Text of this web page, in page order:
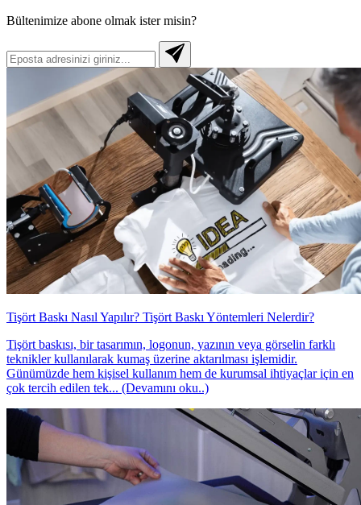
Bültenimize abone olmak ister misin?
Tişört Baskı Nasıl Yapılır? Tişört Baskı Yöntemleri Nelerdir?
Tişört baskısı, bir tasarımın, logonun, yazının veya görselin farklı
teknikler kullanılarak kumaş üzerine aktarılması işlemidir.
Günümüzde hem kişisel kullanım hem de kurumsal ihtiyaçlar için en
çok tercih edilen tek... (Devamını oku..)